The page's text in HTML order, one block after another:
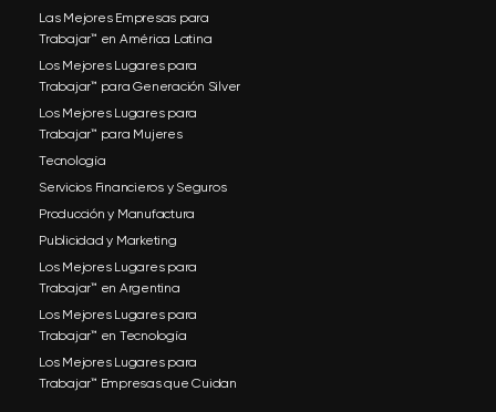
Las Mejores Empresas para
Trabajar™ en América Latina
Los Mejores Lugares para
Trabajar™ para Generación Silver
Los Mejores Lugares para
Trabajar™ para Mujeres
Tecnología
Servicios Financieros y Seguros
Producción y Manufactura
Publicidad y Marketing
Los Mejores Lugares para
Trabajar™ en Argentina
Los Mejores Lugares para
Trabajar™ en Tecnología
Los Mejores Lugares para
Trabajar™ Empresas que Cuidan